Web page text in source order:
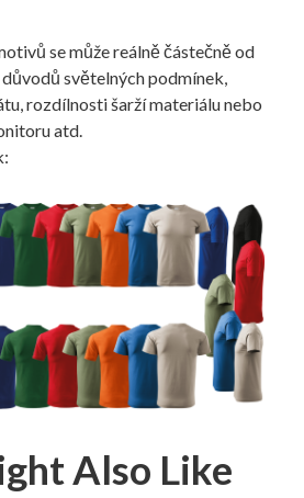
se může reálně částečně od
světelných podmínek,
rozdílnosti šarží materiálu nebo
atd.
Also Like